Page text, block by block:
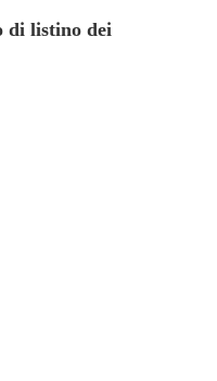
di listino dei